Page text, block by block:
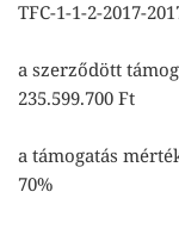
TFC-1-1-2-2017-
a szerződött
235.599.700 Ft
a támogatás
70%